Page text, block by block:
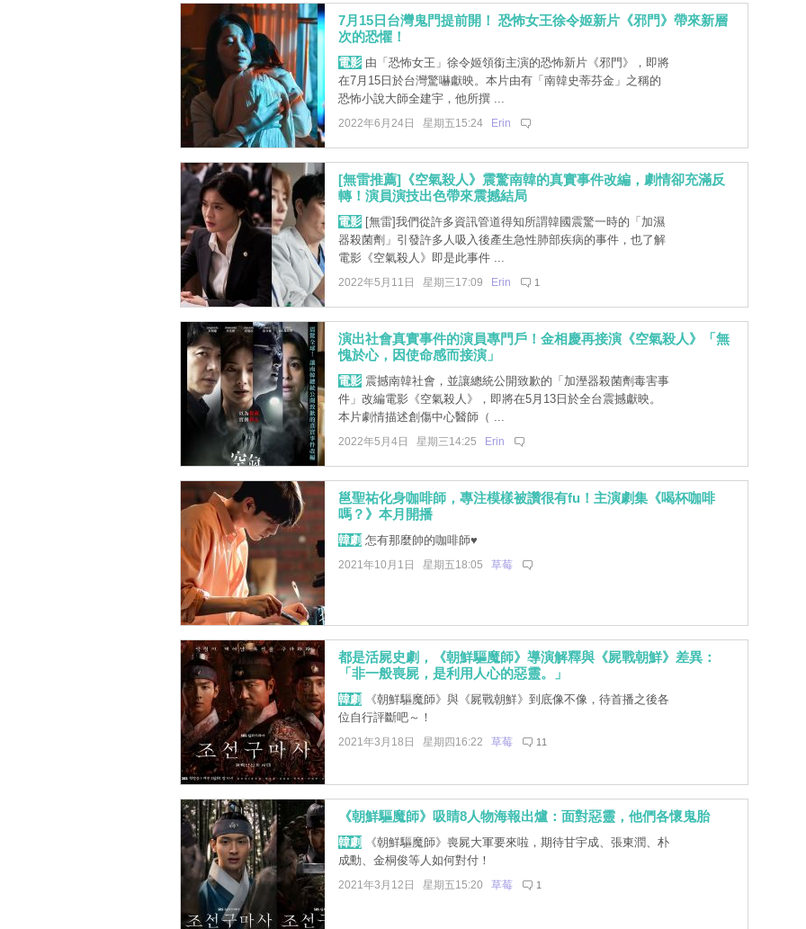
7月15日台灣鬼門提前開！ 恐怖女王徐令姬新片《邪門》帶來新層
次的恐懼！
電影由「恐怖女王」徐令姬領銜主演的恐怖新片《邪門》，即將
在7月15日於台灣驚嚇獻映。本片由有「南韓史蒂芬金」之稱的
恐怖小說大師全建宇，他所撰 ...
2022年6月24日 星期五15:24 Erin
[無雷推薦]《空氣殺人》震驚南韓的真實事件改編，劇情卻充滿反
轉！演員演技出色帶來震撼結局
電影[無雷]我們從許多資訊管道得知所謂韓國震驚一時的「加濕
器殺菌劑」引發許多人吸入後產生急性肺部疾病的事件，也了解
電影《空氣殺人》即是此事件 ...
2022年5月11日 星期三17:09 Erin 1
演出社會真實事件的演員專門戶！金相慶再接演《空氣殺人》「無
愧於心，因使命感而接演」
電影震撼南韓社會，並讓總統公開致歉的「加溼器殺菌劑毒害事
件」改編電影《空氣殺人》，即將在5月13日於全台震撼獻映。
本片劇情描述創傷中心醫師（ ...
2022年5月4日 星期三14:25 Erin
邕聖祐化身咖啡師，專注模樣被讚很有fu！主演劇集《喝杯咖啡
嗎？》本月開播
韓劇 怎有那麼帥的咖啡師♥
2021年10月1日 星期五18:05 草莓
都是活屍史劇，《朝鮮驅魔師》導演解釋與《屍戰朝鮮》差異：
「非一般喪屍，是利用人心的惡靈。」
韓劇 《朝鮮驅魔師》與《屍戰朝鮮》到底像不像，待首播之後各
位自行評斷吧～！
2021年3月18日 星期四16:22 草莓 11
《朝鮮驅魔師》吸睛8人物海報出爐：面對惡靈，他們各懷鬼胎
韓劇 《朝鮮驅魔師》喪屍大軍要來啦，期待甘宇成、張東潤、朴
成勳、金桐俊等人如何對付！
2021年3月12日 星期五15:20 草莓 1